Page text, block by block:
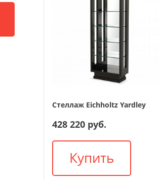
Стеллаж Eichholtz Yardley
428 220 руб.
Купить